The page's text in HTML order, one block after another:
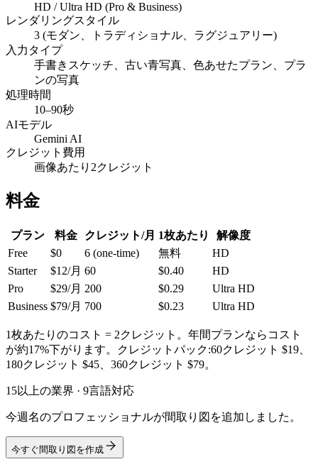
HD / Ultra HD (Pro & Business)
レンダリングスタイル
3 (モダン、トラディショナル、ラグジュアリー)
入力タイプ
手書きスケッチ、古い青写真、色あせたプラン、プラ
ンの写真
処理時間
10–90秒
AIモデル
Gemini AI
クレジット費用
画像あたり2クレジット
料金
プラン 料金 クレジット/月 1枚あたり
解像度
Free
$0 6 (one-time) 無料
HD
Starter
$12/月 60 $0.40
HD
Pro
$29/月 200 $0.29
Ultra HD
Business $79/月 700 $0.23 Ultra HD
1枚あたりのコスト = 2クレジット。年間プランならコスト
が約17%下がります。クレジットパック:60クレジット $19、
180クレジット $45、360クレジット $79。
15以上の業界 · 9言語対応
今週名のプロフェッショナルが間取り図を追加しました。
今すぐ間取り図を作成